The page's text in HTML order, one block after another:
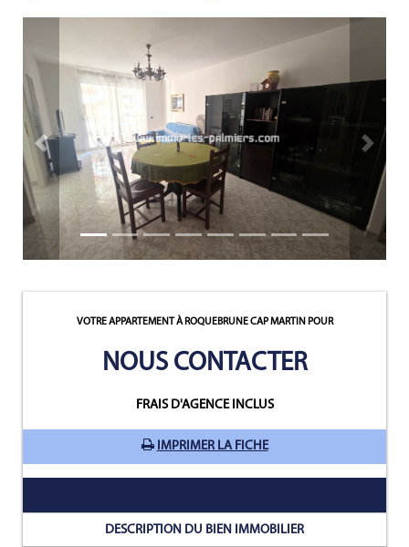
Bien immobilier précédent Bien
VOTRE APPARTEMENT À ROQUEBRUNE CAP MARTIN POUR
NOUS CONTACTER
FRAIS D'AGENCE INCLUS
IMPRIMER LA FICHE
DESCRIPTION DU BIEN IMMOBILIER